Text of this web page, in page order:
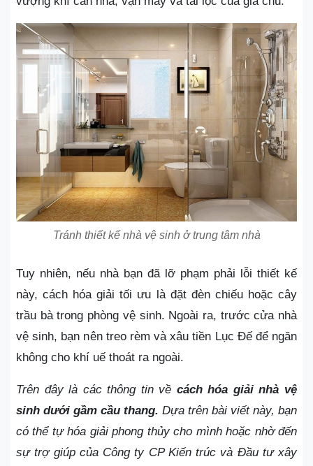
Tránh thiết kế nhà vệ sinh ở trung tâm nhà
Tuy nhiên, nếu nhà bạn đã lỡ phạm phải lỗi thiết kế
này, cách hóa giải tối ưu là đặt đèn chiếu hoặc cây
trầu bà trong phòng vệ sinh. Ngoài ra, trước cửa nhà
vệ sinh, bạn nên treo rèm và xâu tiền Lục Đế để ngăn
không cho khí uế thoát ra ngoài.
Trên đây là các thông tin về cách hóa giải nhà vệ
sinh dưới gầm cầu thang. Dựa trên bài viết này, bạn
có thể tự hóa giải phong thủy cho mình hoặc nhờ đến
sự trợ giúp của Công ty CP Kiến trúc và Đầu tư xây